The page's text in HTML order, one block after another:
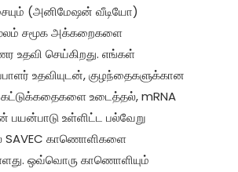
(அனிமேஷன் வீடியோ)
சமூக அக்கறைகளை
உதவி செய்கிறது. எங்கள்
உதவியுடன், குழந்தைகளுக்கான
கட்டுக்கதைகளை உடைத்தல், mRNA
பயன்பாடு உள்ளிட்ட பல்வேறு
SAVEC காணொளிகளை
ஒவ்வொரு காணொளியும்